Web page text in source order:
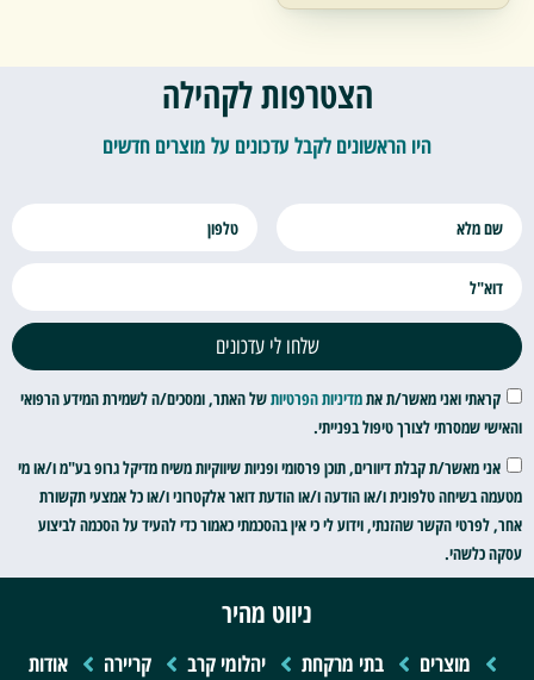
הצטרפות לקהילה
היו הראשונים לקבל עדכונים על מוצרים חדשים
קראתי ואני מאשר/ת אתמדיניות הפרטיותשל האתר, ומסכים/ה לשמירת המידע הרפואי
והאישי שמסרתי לצורך טיפול בפנייתי.
אני מאשר/ת קבלת דיוורים, תוכן פרסומי ופניות שיווקיות משיח מדיקל גרופ בע"מ ו/או מי
מטעמה בשיחה טלפונית ו/או הודעה ו/או הודעת דואר אלקטרוני ו/או כל אמצעי תקשורת
אחר, לפרטי הקשר שהזנתי, וידוע לי כי אין בהסכמתי כאמור כדי להעיד על הסכמה לביצוע
עסקה כלשהי.
שלחו לי עדכונים
ניווט מהיר
מוצרים בתי מרקחת יהלומי קרב קריירה
אודות